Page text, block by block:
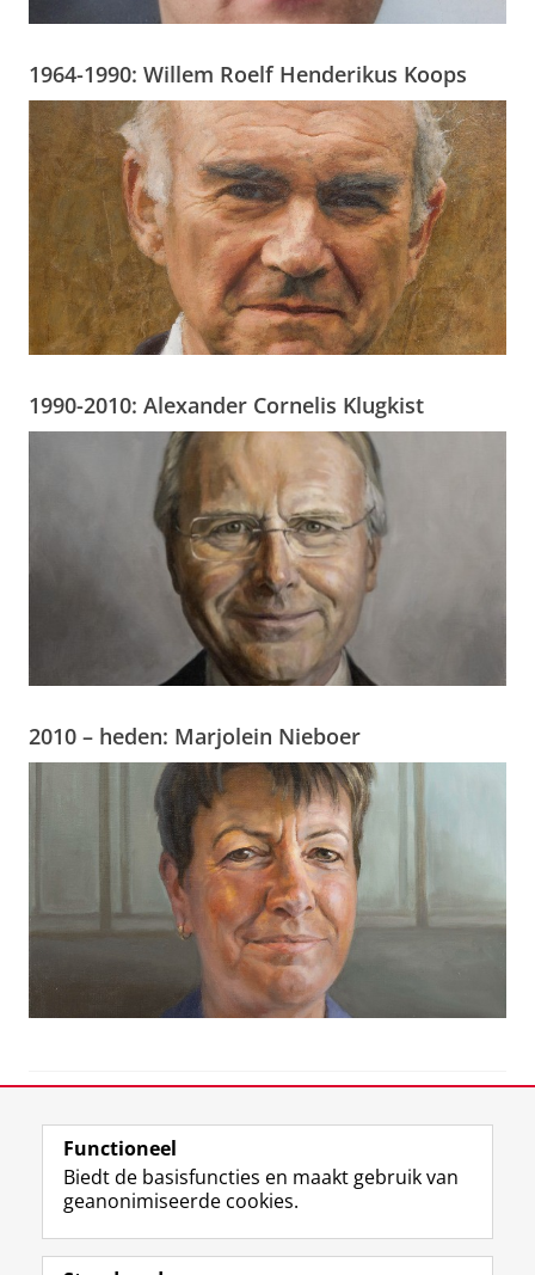
1964-1990: Willem Roelf Henderikus Koops
1990-2010: Alexander Cornelis Klugkist
2010 – heden: Marjolein Nieboer
View this page in:English
Volg ons op
M
a
I
n
Functioneel
Biedt de basisfuncties en maakt gebruik van
geanonimiseerde cookies.